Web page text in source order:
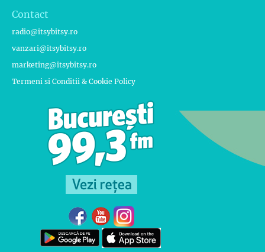
Contact
radio@itsybitsy.ro
vanzari@itsybitsy.ro
marketing@itsybitsy.ro
Termeni si Conditii & Cookie Policy